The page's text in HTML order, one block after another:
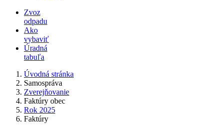
Zvoz
odpadu
Ako
vybaviť
Úradná
tabuľa
Úvodná stránka
Samospráva
Zverejňovanie
Faktúry obec
Rok 2025
Faktúry